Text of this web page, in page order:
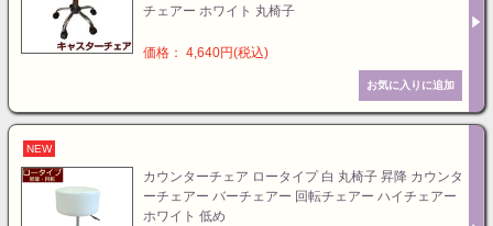
チェアー ホワイト 丸椅子
価格： 4,640円(税込)
NEW
カウンターチェア ロータイプ 白 丸椅子 昇降 カウンタ
ーチェアー バーチェアー 回転チェアー ハイチェアー
ホワイト 低め